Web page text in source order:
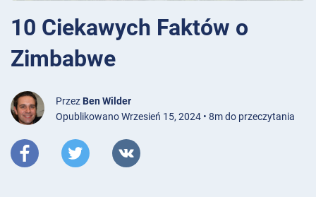
10 Ciekawych Faktów o
Zimbabwe
Przez Ben Wilder
Opublikowano Wrzesień 15, 2024 • 8m do przeczytania